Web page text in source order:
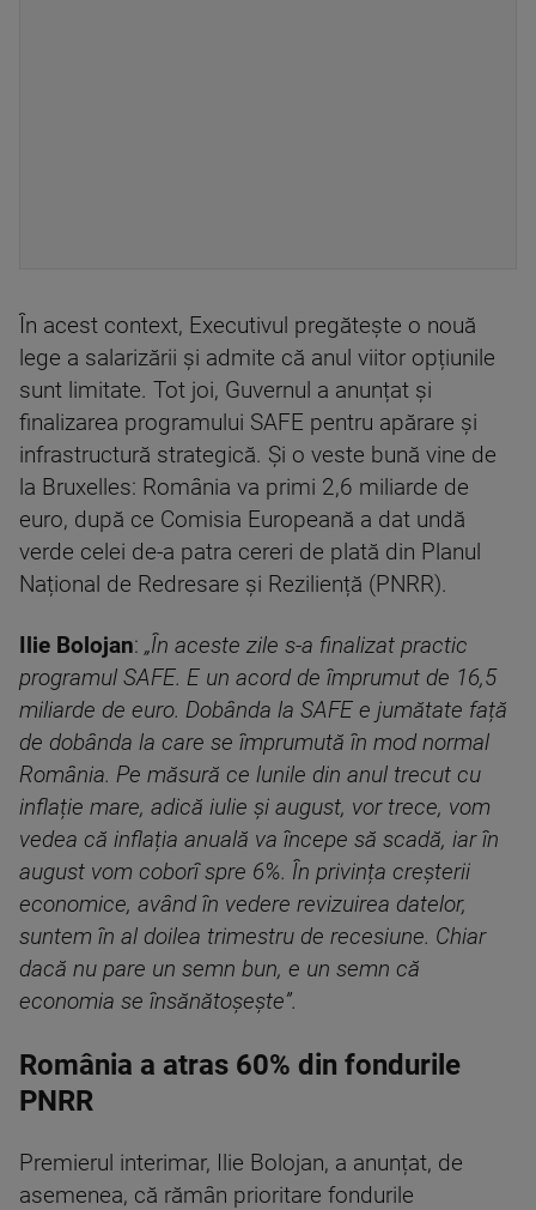
În acest context, Executivul pregătește o nouă
lege a salarizării și admite că anul viitor opțiunile
sunt limitate. Tot joi, Guvernul a anunțat și
finalizarea programului SAFE pentru apărare și
infrastructură strategică. Și o veste bună vine de
la Bruxelles: România va primi 2,6 miliarde de
euro, după ce Comisia Europeană a dat undă
verde celei de-a patra cereri de plată din Planul
Național de Redresare și Reziliență (PNRR).
Ilie Bolojan: „În aceste zile s-a finalizat practic
programul SAFE. E un acord de împrumut de 16,5
miliarde de euro. Dobânda la SAFE e jumătate față
de dobânda la care se împrumută în mod normal
România. Pe măsură ce lunile din anul trecut cu
inflație mare, adică iulie și august, vor trece, vom
vedea că inflația anuală va începe să scadă, iar în
august vom coborî spre 6%. În privința creșterii
economice, având în vedere revizuirea datelor,
suntem în al doilea trimestru de recesiune. Chiar
dacă nu pare un semn bun, e un semn că
economia se însănătoșește”.
România a atras 60% din fondurile
PNRR
Premierul interimar, Ilie Bolojan, a anunțat, de
asemenea, că rămân prioritare fondurile